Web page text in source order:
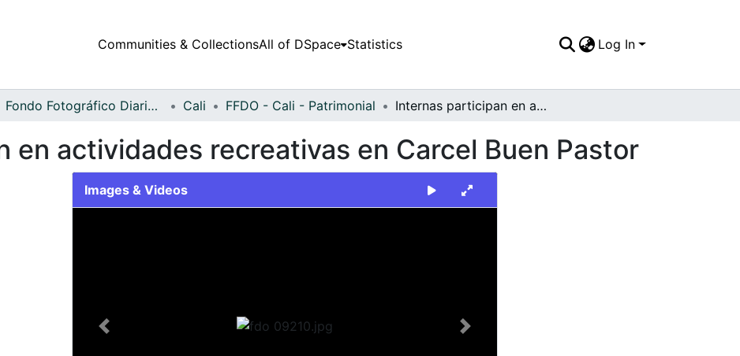
Communities & CollectionsAll of DSpace Statistics Log In
Fondo Fotográfico Diario Occidente Cali FFDO - Cali - Patrimonial Internas participan en actividades recreativas en Carcel Buen Pastor
en actividades recreativas en Carcel Buen Pastor
Images & Videos
Previous Next